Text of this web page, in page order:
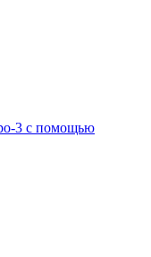
3 с помощью